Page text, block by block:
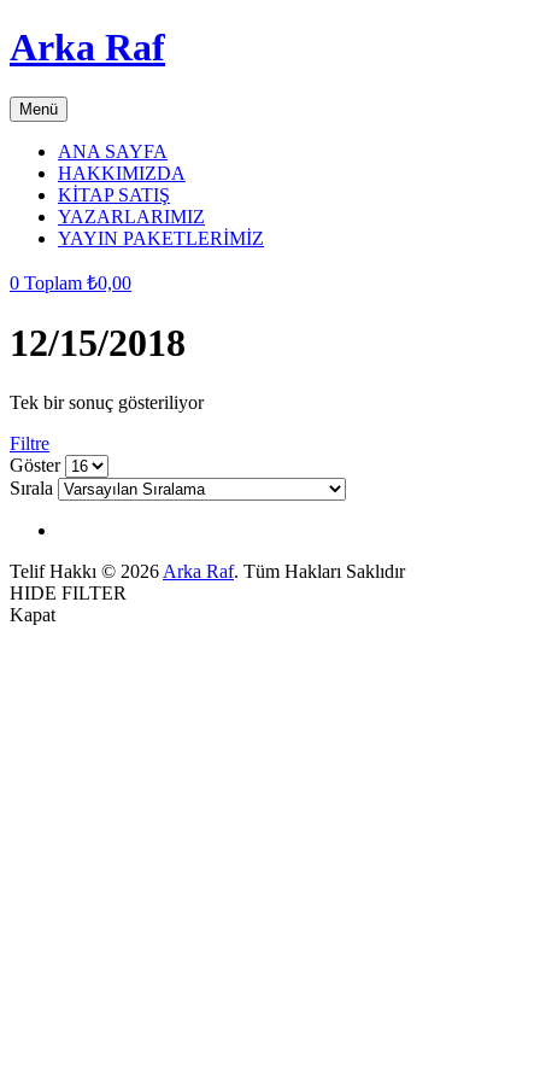
Arka Raf
Menü
ANA SAYFA
HAKKIMIZDA
KİTAP SATIŞ
YAZARLARIMIZ
YAYIN PAKETLERİMİZ
0 Toplam ₺0,00
12/15/2018
Tek bir sonuç gösteriliyor
Filtre
grid
button
list
button
Göster
Sırala
Telif Hakkı © 2026 Arka Raf. Tüm Hakları Saklıdır
HIDE FILTER
Kapat